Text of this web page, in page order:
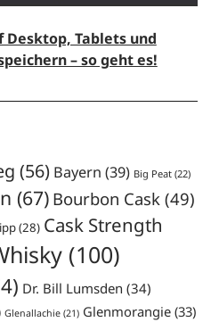
Desktop, Tablets und
– so geht es!
(56) Bayern (39) Big Peat(22)
(67) Bourbon Cask(49)
(28) Cask Strength
(100)
Dr. Bill Lumsden (34)
Glenallachie(21) Glenmorangie(33)